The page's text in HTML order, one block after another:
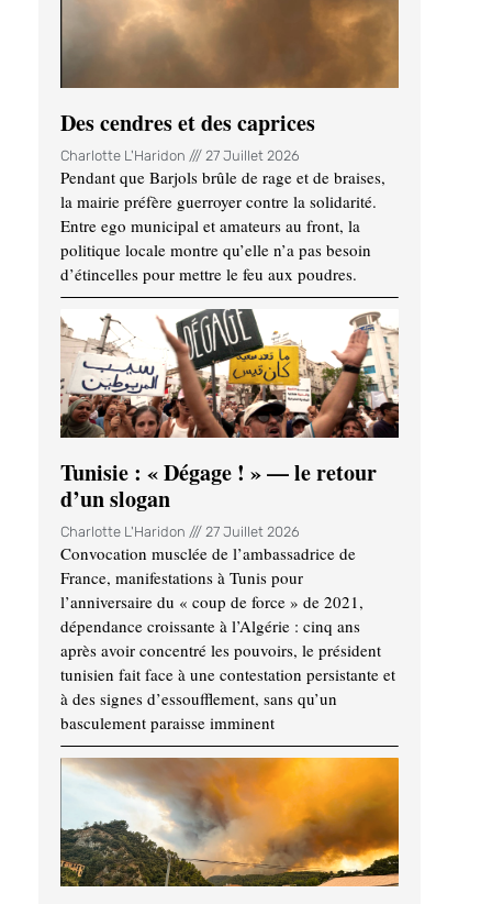
Des cendres et des caprices
Charlotte L'Haridon 27 Juillet 2026
Pendant que Barjols brûle de rage et de braises,
la mairie préfère guerroyer contre la solidarité.
Entre ego municipal et amateurs au front, la
politique locale montre qu’elle n’a pas besoin
d’étincelles pour mettre le feu aux poudres.
Tunisie : « Dégage ! » — le retour
d’un slogan
Charlotte L'Haridon 27 Juillet 2026
Convocation musclée de l’ambassadrice de
France, manifestations à Tunis pour
l’anniversaire du « coup de force » de 2021,
dépendance croissante à l’Algérie : cinq ans
après avoir concentré les pouvoirs, le président
tunisien fait face à une contestation persistante et
à des signes d’essoufflement, sans qu’un
basculement paraisse imminent